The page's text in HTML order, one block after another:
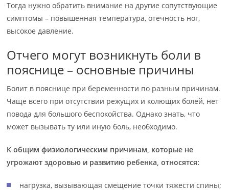
Тогда нужно обратить внимание на другие сопутствующие
симптомы – повышенная температура, отечность ног,
высокое давление.
Отчего могут возникнуть боли в
пояснице – основные причины
Болит в пояснице при беременности по разным причинам.
Чаще всего при отсутствии режущих и колющих болей, нет
повода для большого беспокойства. Однако знать, что
может вызывать ту или иную боль, необходимо.
К общим физиологическим причинам, которые не
угрожают здоровью и развитию ребенка, относятся:
нагрузка, вызывающая смещение точки тяжести спины;